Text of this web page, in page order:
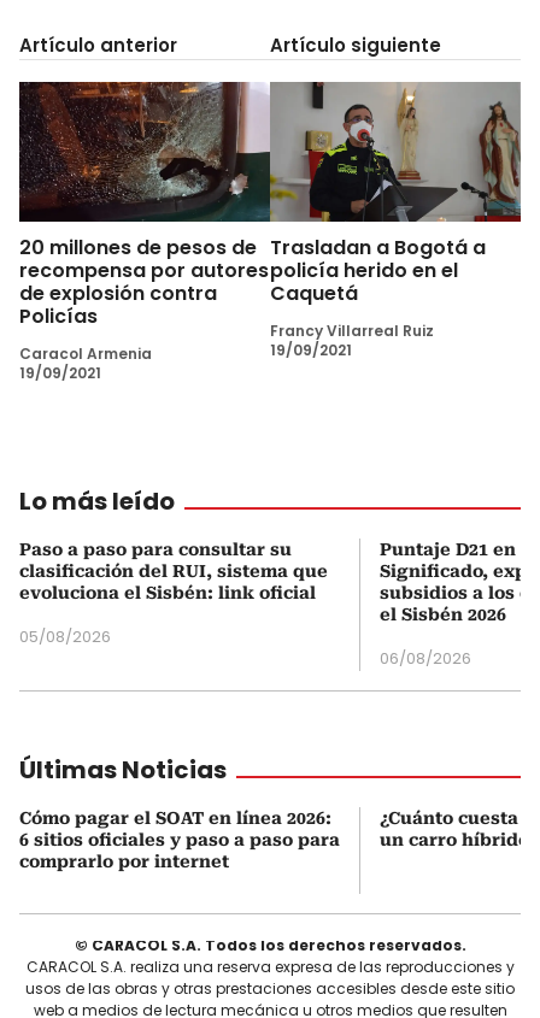
Artículo anterior
20 millones de pesos de
recompensa por autores
de explosión contra
Policías
Caracol Armenia
19/09/2021
Artículo siguiente
Trasladan a Bogotá a
policía herido en el
Caquetá
Francy Villarreal Ruiz
19/09/2021
Lo más leído
Paso a paso para consultar su
clasificación del RUI, sistema que
evoluciona el Sisbén: link oficial
05/08/2026
Puntaje D21 en
Significado,
subsidios a los
el Sisbén 2026
06/08/2026
Últimas Noticias
Cómo pagar el SOAT en línea 2026:
6 sitios oficiales y paso a paso para
comprarlo por internet
¿Cuánto cuesta
un carro híbrido
© CARACOL S.A. Todos los derechos reservados.
CARACOL S.A. realiza una reserva expresa de las reproducciones y
usos de las obras y otras prestaciones accesibles desde este sitio
web a medios de lectura mecánica u otros medios que resulten